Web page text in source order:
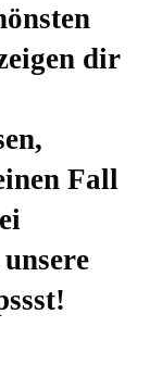
dir
Fall